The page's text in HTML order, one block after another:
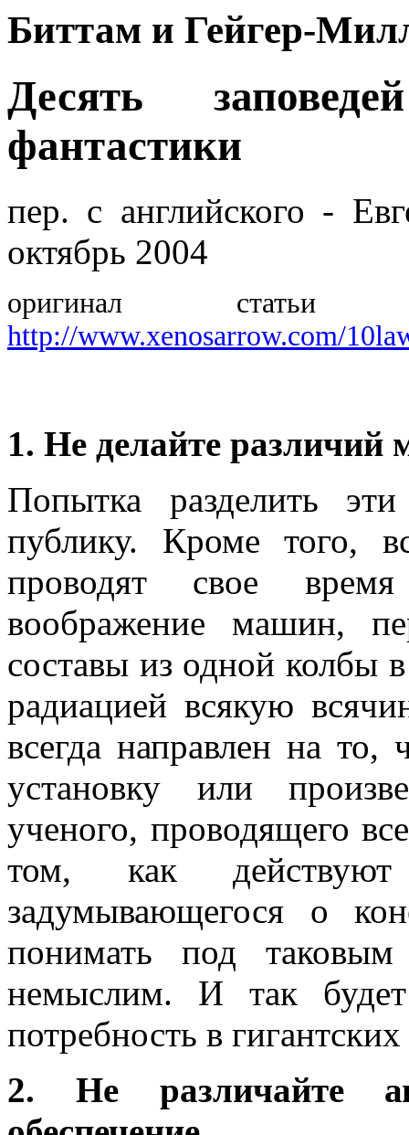
Биттам и Гейгер-
Десять
фантастики
пер. с английского -
октябрь 2004
оригинал
http://www.xenosarrow.com/
1. Не делайте различий
Попытка разделить
публику. Кроме того,
проводят свое
воображение машин,
составы из одной колбы
радиацией всякую
всегда направлен на то,
установку или
ученого, проводящего
том, как
задумывающегося о
понимать под
немыслим. И так будет
потребность в
2. Не различайте